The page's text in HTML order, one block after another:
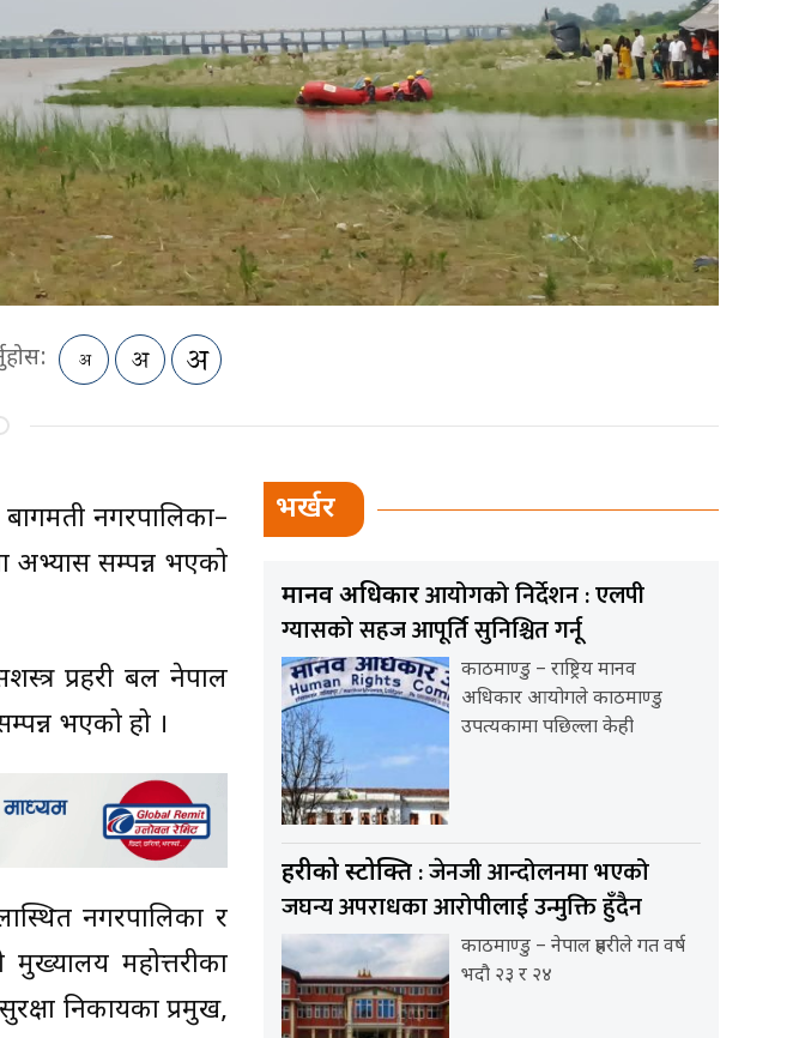
बागमती नगरपालिका–
अभ्यास सम्पन्न भएको
प्रहरी बल नेपाल
भएको हो ।
नगरपालिका र
मुख्यालय महोत्तरीका
निकायका प्रमुख,
भर्खर
मानव अधिकारआयोगको निर्देशन : एलपी
ग्यासको सहज आपूर्ति सुनिश्चित गर्नू
काठमाण्डु – राष्ट्रिय मानव
अधिकार आयोगले काठमाण्डु
उपत्यकामा पछिल्ला केही
प्रहरीको प्रस्टोक्ति : जेनजी आन्दोलनमा भएको
जघन्य अपराधका आरोपीलाई उन्मुक्ति हुँदैन
काठमाण्डु – नेपाल प्रहरीले गत वर्ष
भदौ २३ र २४